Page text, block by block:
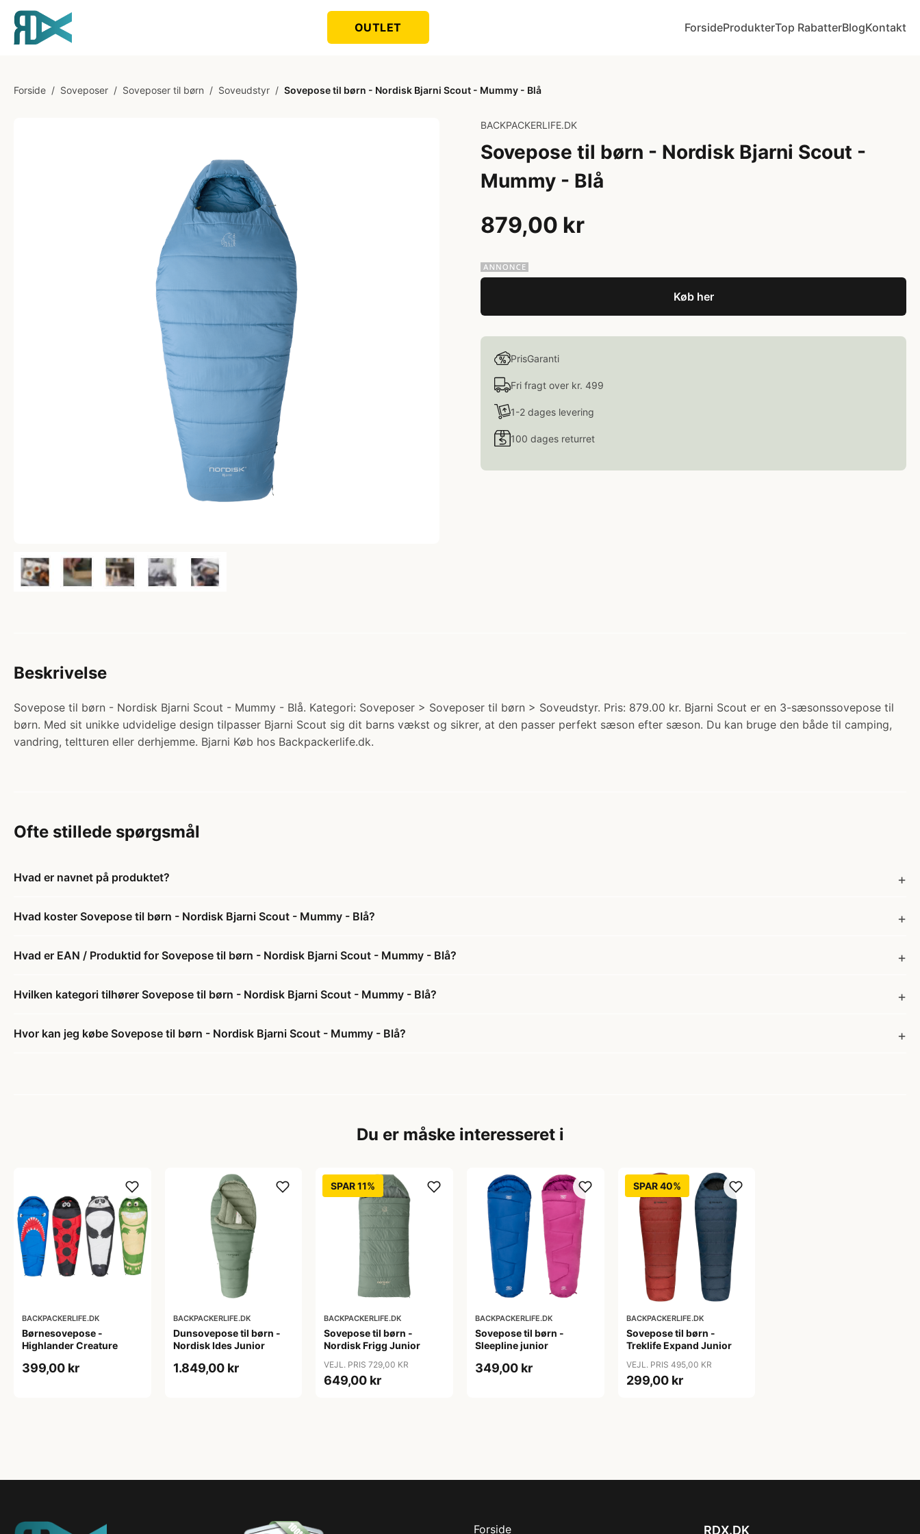
OUTLET ForsideProdukterTop RabatterBlogKontakt
Forside / Soveposer / Soveposer til børn / Soveudstyr / Sovepose til børn - Nordisk Bjarni Scout - Mummy - Blå
BACKPACKERLIFE.DK
Sovepose til børn - Nordisk Bjarni Scout -
Mummy - Blå
879,00 kr
Køb her
PrisGaranti
Fri fragt over kr. 499
1-2 dages levering
100 dages returret
Beskrivelse
Sovepose til børn - Nordisk Bjarni Scout - Mummy - Blå. Kategori: Soveposer > Soveposer til børn > Soveudstyr. Pris: 879.00 kr. Bjarni Scout er en 3-sæsonssovepose til
børn. Med sit unikke udvidelige design tilpasser Bjarni Scout sig dit barns vækst og sikrer, at den passer perfekt sæson efter sæson. Du kan bruge den både til camping,
vandring, teltturen eller derhjemme. Bjarni Køb hos Backpackerlife.dk.
Ofte stillede spørgsmål
Hvad er navnet på produktet?
Hvad koster Sovepose til børn - Nordisk Bjarni Scout - Mummy - Blå?
Hvad er EAN / Produktid for Sovepose til børn - Nordisk Bjarni Scout - Mummy - Blå?
Hvilken kategori tilhører Sovepose til børn - Nordisk Bjarni Scout - Mummy - Blå?
Hvor kan jeg købe Sovepose til børn - Nordisk Bjarni Scout - Mummy - Blå?
Du er måske interesseret i
BACKPACKERLIFE.DK
Børnesovepose -
Highlander Creature
399,00 kr
BACKPACKERLIFE.DK
Dunsovepose til børn -
Nordisk Ides Junior
1.849,00 kr
SPAR 11%
BACKPACKERLIFE.DK
Sovepose til børn -
Nordisk Frigg Junior
VEJL. PRIS 729,00 KR
649,00 kr
BACKPACKERLIFE.DK
Sovepose til børn -
Sleepline junior
349,00 kr
SPAR 40%
BACKPACKERLIFE.DK
Sovepose til børn -
Treklife Expand Junior
VEJL. PRIS 495,00 KR
299,00 kr
Forside RDX.DK